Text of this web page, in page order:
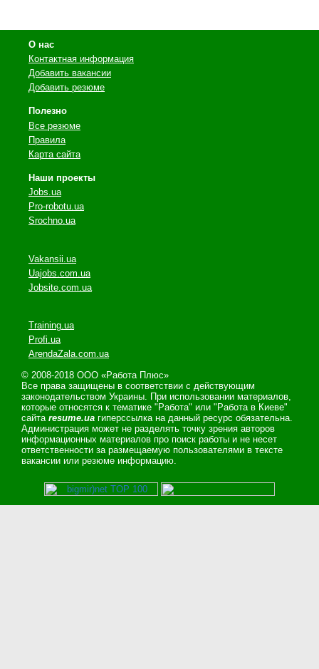
О нас
Контактная информация
Добавить вакансии
Добавить резюме
Полезно
Все резюме
Правила
Карта сайта
Наши проекты
Jobs.ua
Pro-robotu.ua
Srochno.ua
Vakansii.ua
Uajobs.com.ua
Jobsite.com.ua
Training.ua
Profi.ua
ArendaZala.com.ua
© 2008-2018 ООО «Работа Плюс»
Все права защищены в соответствии с действующим
законодательством Украины. При использовании материалов,
которые относятся к тематике "Работа" или "Работа в Киеве"
сайта resume.ua гиперссылка на данный ресурс обязательна.
Администрация может не разделять точку зрения авторов
информационных материалов про поиск работы и не несет
ответственности за размещаемую пользователями в тексте
вакансии или резюме информацию.